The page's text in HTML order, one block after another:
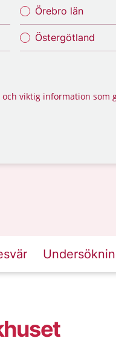
Örebro län
Östergötland
viktig information som